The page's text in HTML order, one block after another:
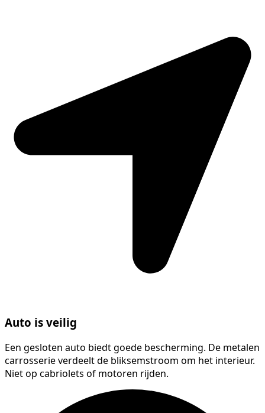
Auto is veilig
Een gesloten auto biedt goede bescherming. De metalen
carrosserie verdeelt de bliksemstroom om het interieur.
Niet op cabriolets of motoren rijden.